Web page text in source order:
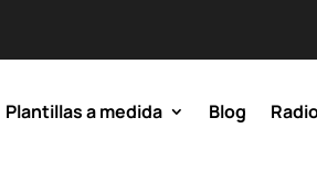
Plantillas a medida Blog